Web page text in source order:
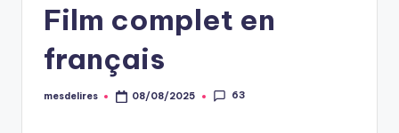
Film complet en
français
Posted
mesdelires 08/08/2025 63